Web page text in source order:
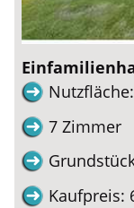
7 Zimmer
Kaufpreis: